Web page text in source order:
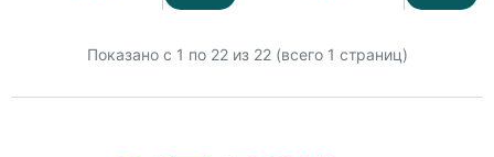
Показано с 1 по 22из 22 (всего 1 страниц)